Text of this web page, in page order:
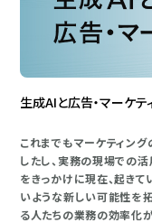
生成AIと広告・マーケテ
これまでもマーケティング
したし、実務の現場での
をきっかけに現在、起き
いような新しい可能性を
る人たちの業務の効率化